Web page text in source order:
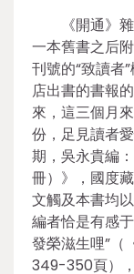
《開通》
一本舊書之后
刊號的“致讀者
店出書的書報
來，這三個月
份，足見讀者
期，吳永貴編
冊）》，國度
文觸及本書均
編者恰是有感
發榮滋生哩”（
349-350頁）